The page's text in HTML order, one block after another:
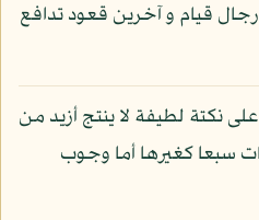
قيام و آخرين قعود تدافع
نكتة لطيفة لا ينتج أزيد من
سبعا كغيرها أما وجوب